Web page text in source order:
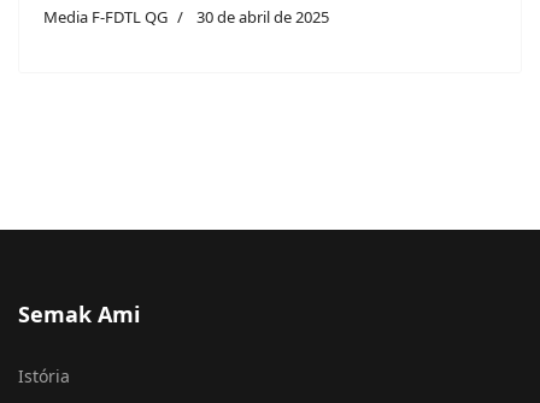
Media F-FDTL QG 30 de abril de 2025
Semak Ami
Istória